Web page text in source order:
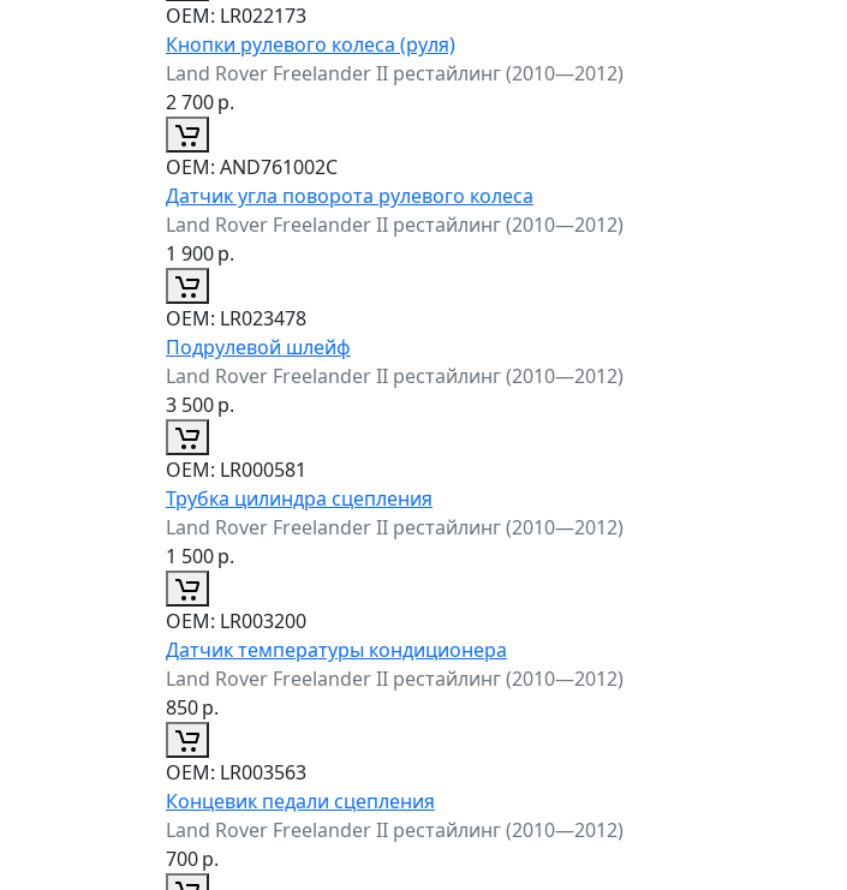
ОЕМ: LR022173
Кнопки рулевого колеса (руля)
Land Rover Freelander II рестайлинг (2010—2012)
2 700р.
ОЕМ: AND761002C
Датчик угла поворота рулевого колеса
Land Rover Freelander II рестайлинг (2010—2012)
1 900р.
ОЕМ: LR023478
Подрулевой шлейф
Land Rover Freelander II рестайлинг (2010—2012)
3 500р.
ОЕМ: LR000581
Трубка цилиндра сцепления
Land Rover Freelander II рестайлинг (2010—2012)
1 500р.
ОЕМ: LR003200
Датчик температуры кондиционера
Land Rover Freelander II рестайлинг (2010—2012)
850р.
ОЕМ: LR003563
Концевик педали сцепления
Land Rover Freelander II рестайлинг (2010—2012)
700р.